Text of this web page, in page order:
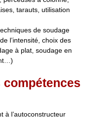
tarauts, utilisation
de soudage
l’intensité, choix des
à plat, soudage en
à l’autoconstructeur